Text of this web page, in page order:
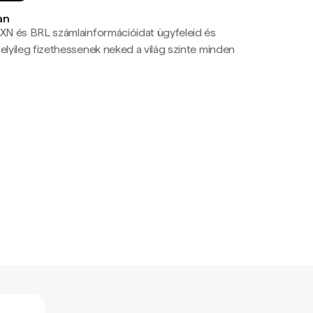
és BRL számlainformációidat ügyfeleid és
fizethessenek neked a világ szinte minden